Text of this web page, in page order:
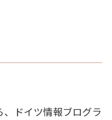
ドイツ情報ブログラ